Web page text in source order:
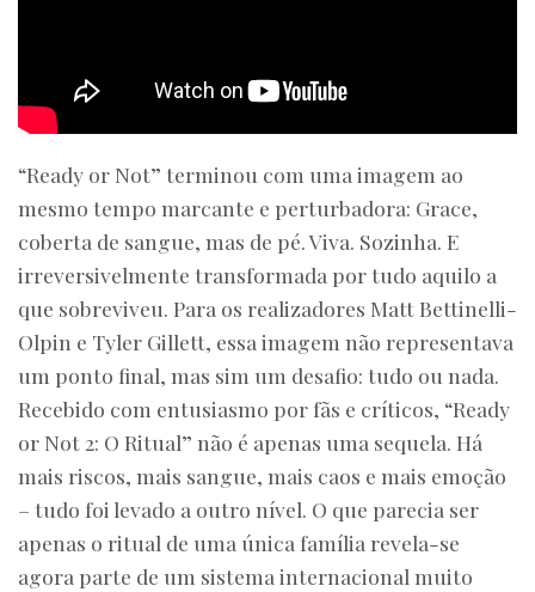
“Ready or Not” terminou com uma imagem ao
mesmo tempo marcante e perturbadora: Grace,
coberta de sangue, mas de pé. Viva. Sozinha. E
irreversivelmente transformada por tudo aquilo a
que sobreviveu. Para os realizadores Matt Bettinelli-
Olpin e Tyler Gillett, essa imagem não representava
um ponto final, mas sim um desafio: tudo ou nada.
Recebido com entusiasmo por fãs e críticos, “Ready
or Not 2: O Ritual” não é apenas uma sequela. Há
mais riscos, mais sangue, mais caos e mais emoção
– tudo foi levado a outro nível. O que parecia ser
apenas o ritual de uma única família revela-se
agora parte de um sistema internacional muito